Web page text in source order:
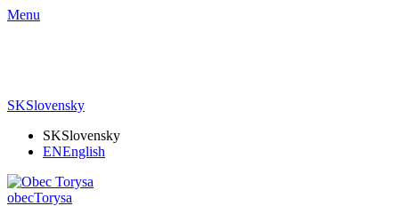
Menu
SKSlovensky
SKSlovensky
ENEnglish
obecTorysa